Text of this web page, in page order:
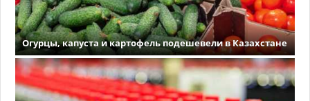
Огурцы, капуста и картофель подешевели в Казахстане